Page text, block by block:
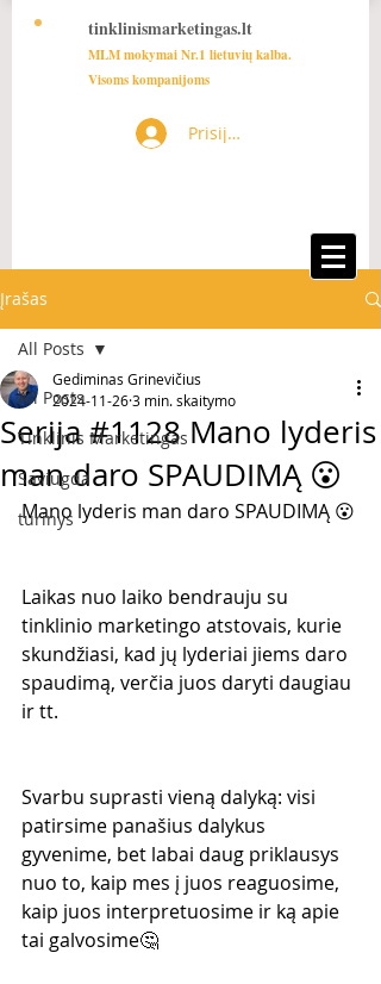
tinklinismarketingas.lt
MLM mokymai Nr.1 lietuvių kalba.
Visoms kompanijoms
Prisijungti
Įrašas
All Posts
Tinklinis Marketingas
Saviugda
turinys
All Posts
Serija #1128 Mano lyderis
man daro SPAUDIMĄ 😮
Gediminas Grinevičius
2024-11-263 min. skaitymo
Mano lyderis man daro SPAUDIMĄ 😮
Laikas nuo laiko bendrauju su
tinklinio marketingo atstovais, kurie
skundžiasi, kad jų lyderiai jiems daro
spaudimą, verčia juos daryti daugiau
ir tt.
Svarbu suprasti vieną dalyką: visi
patirsime panašius dalykus
gyvenime, bet labai daug priklausys
nuo to, kaip mes į juos reaguosime,
kaip juos interpretuosime ir ką apie
tai galvosime🤔